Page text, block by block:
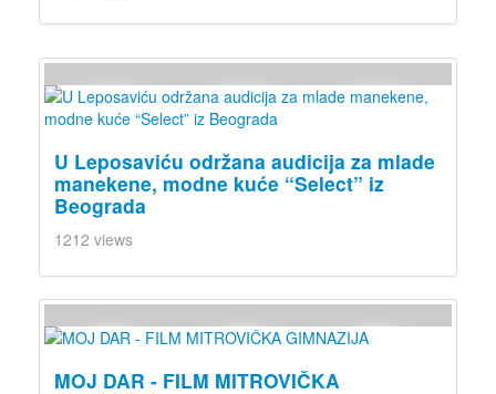
U Leposaviću održana audicija za mlade
manekene, modne kuće “Select” iz
Beograda
1212 views
MOJ DAR - FILM MITROVIČKA